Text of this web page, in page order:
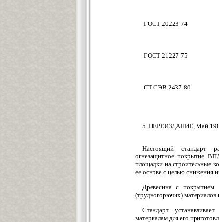
ГОСТ 20223-74
ГОСТ 21227-75
СТ СЭВ 2437-80
5. ПЕРЕИЗДАНИЕ, Май
Настоящий стандарт
огнезащитное покрытие
площадки на строительные
ее основе с целью снижения
Древесина с покрытием
(трудногорючих)
Стандарт
материалам для его